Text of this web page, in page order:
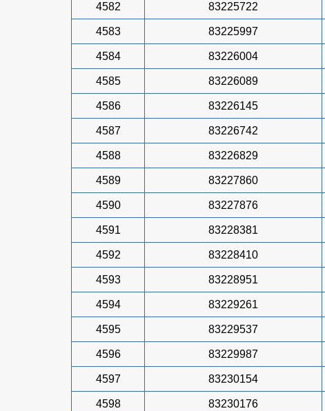
4582 83225722
4583 83225997
4584 83226004
4585 83226089
4586 83226145
4587 83226742
4588 83226829
4589 83227860
4590 83227876
4591 83228381
4592 83228410
4593 83228951
4594 83229261
4595 83229537
4596 83229987
4597 83230154
4598 83230176